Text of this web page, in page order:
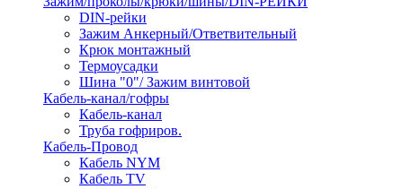
DIN-рейки
Зажим Анкерный/Ответвительный
Крюк монтажный
Термоусадки
Шина "0"/ Зажим винтовой
Кабель-канал/гофры
Кабель-канал
Труба гофриров.
Кабель-Провод
Кабель NYM
Кабель TV